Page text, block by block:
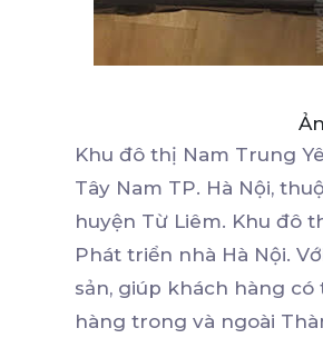
Khu đô thị Nam Trung
Tây Nam TP. Hà Nội,
huyện Từ Liêm. Khu đô
Phát triển nhà Hà Nội.
sản, giúp khách hàng
hàng trong và ngoài